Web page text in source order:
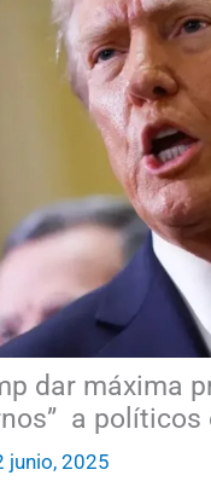
dar máxima
a políticos
junio, 2025